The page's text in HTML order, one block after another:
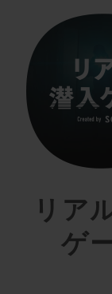
リア
ゲ